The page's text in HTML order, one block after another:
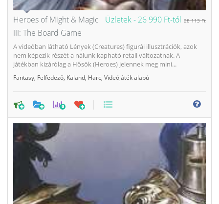
Üzletek - 26 990 Ft-tól 28 113 Ft
Heroes of Might & Magic
III: The Board Game
A videóban látható Lények (Creatures) figurái illusztrációk, azok
nem képezik részét a nálunk kapható retail változatnak. A
játékban kizárólag a Hősök (Heroes) jelennek meg mini...
Fantasy, Felfedező, Kaland, Harc, Videójáték alapú
0